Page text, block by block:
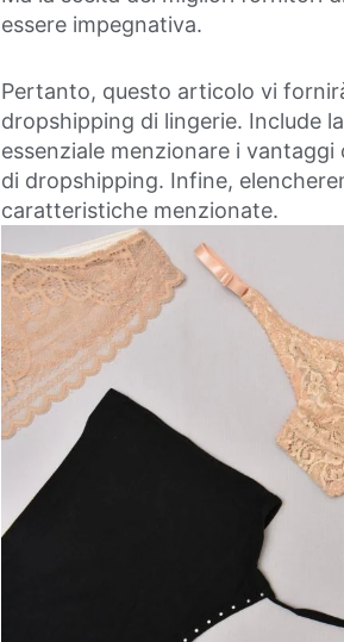
essere impegnativa.
Pertanto, questo articolo vi
dropshipping di lingerie. Include
essenziale menzionare i
di dropshipping. Infine,
caratteristiche menzionate.